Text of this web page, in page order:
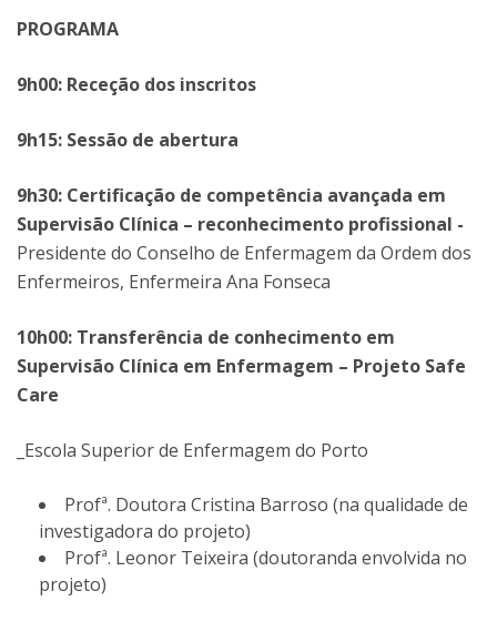
PROGRAMA
9h00: Receção dos inscritos
9h15: Sessão de abertura
9h30: Certificação de competência avançada em
Supervisão Clínica – reconhecimento profissional -
Presidente do Conselho de Enfermagem da Ordem dos
Enfermeiros, Enfermeira Ana Fonseca
10h00: Transferência de conhecimento em
Supervisão Clínica em Enfermagem – Projeto Safe
Care
_Escola Superior de Enfermagem do Porto
Profª. Doutora Cristina Barroso (na qualidade de
investigadora do projeto)
Profª. Leonor Teixeira (doutoranda envolvida no
projeto)